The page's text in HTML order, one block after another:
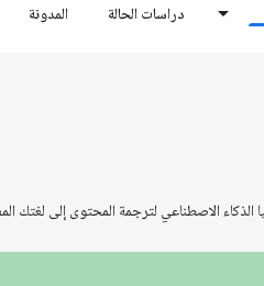
دراسات الحالة المدونة